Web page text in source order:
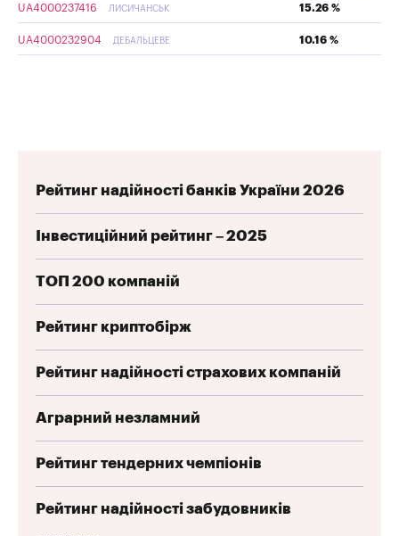
UA4000237416 ЛИСИЧАНСЬК 15.26 %
UA4000232904 ДЕБАЛЬЦЕВЕ 10.16 %
Рейтинг надійності банків України 2026
Інвестиційний рейтинг – 2025
ТОП 200 компаній
Рейтинг криптобірж
Рейтинг надійності страхових компаній
Аграрний незламний
Рейтинг тендерних чемпіонів
Рейтинг надійності забудовників